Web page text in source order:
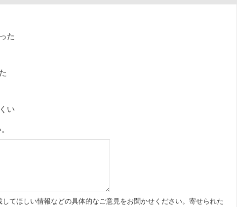
た
い
てほしい情報などの具体的なご意見をお聞かせください。寄せられた